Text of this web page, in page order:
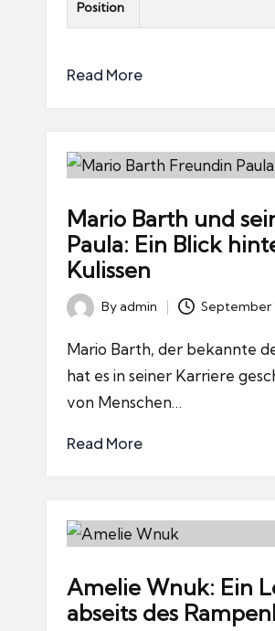
Position
Read More
Mario Barth und
Paula: Ein Blick
Kulissen
Posted
by
Byadmin September
Mario Barth, der bekannte
hat es in seiner Karriere
von Menschen…
Read More
Amelie Wnuk: Ein
abseits des